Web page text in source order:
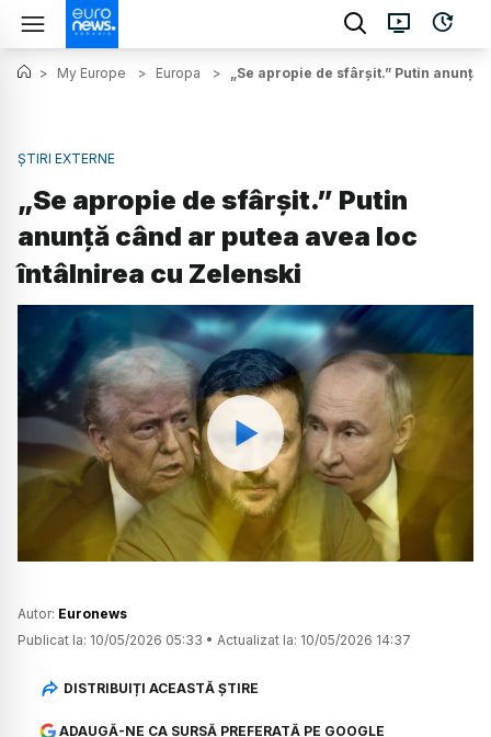
> My Europe > Europa > „Se apropie de sfârșit.” Putin
ȘTIRI EXTERNE
„Se apropie de sfârșit.” Putin
anunță când ar putea avea loc
întâlnirea cu Zelenski
Watch
Autor: Euronews
Publicat la: 10/05/2026 05:33 • Actualizat la: 10/05/2026 14:37
DISTRIBUIȚI ACEASTĂ ȘTIRE
ADAUGĂ-NE CA SURSĂ PREFERATĂ PE GOOGLE